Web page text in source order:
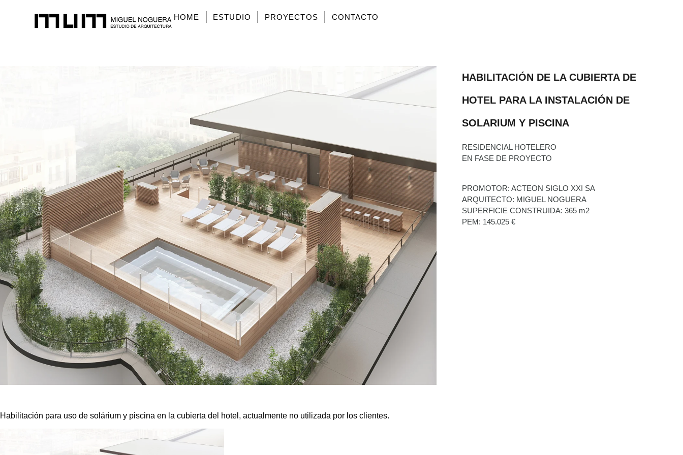
HOME ESTUDIO PROYECTOS CONTACTO
HABILITACIÓN DE LA CUBIERTA DE
HOTEL PARA LA INSTALACIÓN DE
SOLARIUM Y PISCINA
RESIDENCIAL HOTELERO
EN FASE DE PROYECTO
PROMOTOR: ACTEON SIGLO XXI SA
ARQUITECTO: MIGUEL NOGUERA
SUPERFICIE CONSTRUIDA: 365 m2
PEM: 145.025 €
Habilitación para uso de solárium y piscina en la cubierta del hotel, actualmente no utilizada por los clientes.